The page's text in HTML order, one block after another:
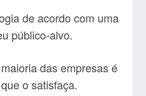
de acordo com uma
público-alvo.
das empresas é
o satisfaça.